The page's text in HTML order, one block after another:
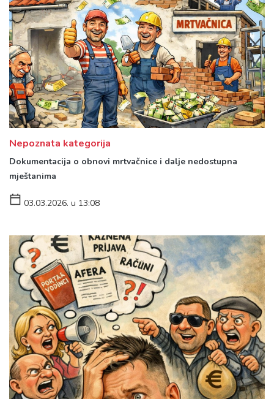
Nepoznata kategorija
Dokumentacija o obnovi mrtvačnice i dalje nedostupna
mještanima
03.03.2026. u 13:08